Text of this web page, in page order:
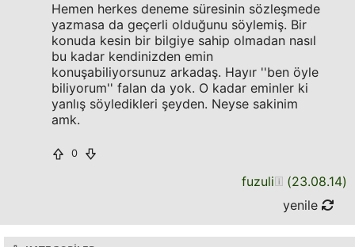
Hemen herkes deneme süresinin sözleşmede
yazmasa da geçerli olduğunu söylemiş. Bir
konuda kesin bir bilgiye sahip olmadan nasıl
bu kadar kendinizden emin
konuşabiliyorsunuz arkadaş. Hayır ''ben öyle
biliyorum'' falan da yok. O kadar eminler ki
yanlış söyledikleri şeyden. Neyse sakinim
amk.
0
fuzuli (23.08.14)
yenile